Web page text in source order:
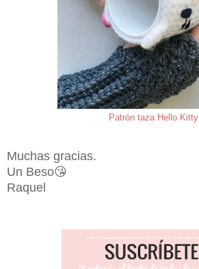
Patrón taza Hello Kitty
Muchas gracias.
Un Beso😘
Raquel